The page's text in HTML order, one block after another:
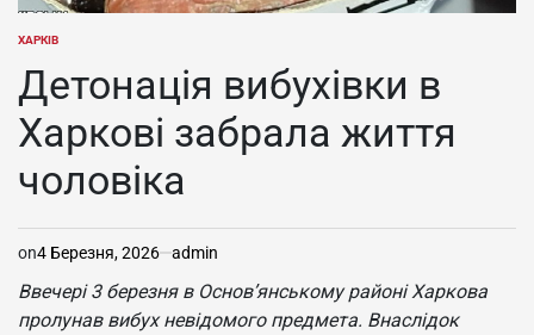
ОПУБЛІКУВАТИ
ХАРКІВ
Детонація вибухівки в
Харкові забрала життя
чоловіка
on4 Березня, 2026 admin
Ввечері 3 березня в Основ’янському районі Харкова
пролунав вибух невідомого предмета. Внаслідок